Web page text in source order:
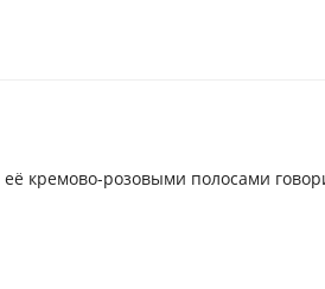
кремово-розовыми полосами